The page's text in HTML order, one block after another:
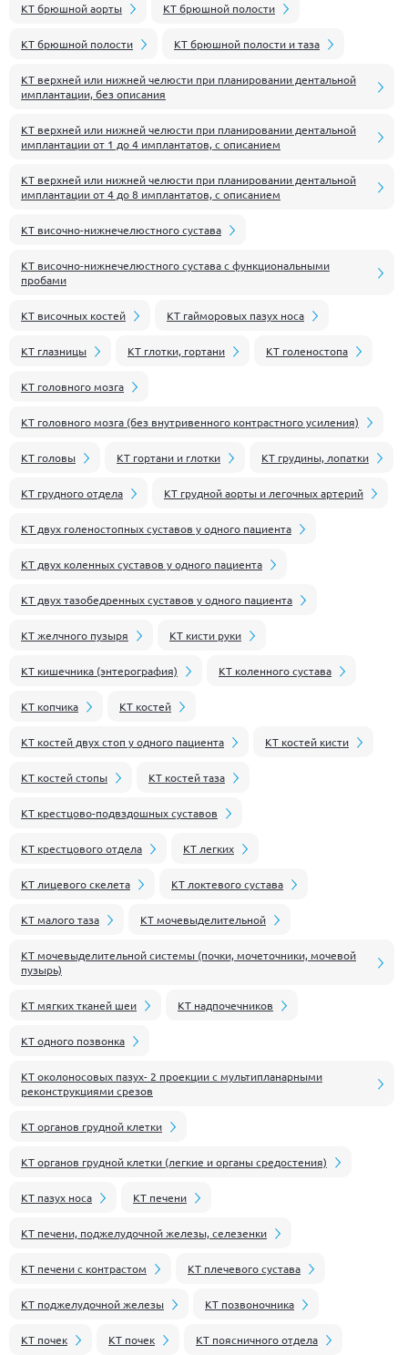
КТ брюшной аорты КТ брюшной полости
КТ брюшной полости КТ брюшной полости и таза
КТ верхней или нижней челюсти при планировании дентальной
имплантации, без описания
КТ верхней или нижней челюсти при планировании дентальной
имплантации от 1 до 4 имплантатов, с описанием
КТ верхней или нижней челюсти при планировании дентальной
имплантации от 4 до 8 имплантатов, с описанием
КТ височно-нижнечелюстного сустава
КТ височно-нижнечелюстного сустава с функциональными
пробами
КТ височных костей КТ гайморовых пазух носа
КТ глазницы КТ глотки, гортани КТ голеностопа
КТ головного мозга
КТ головного мозга (без внутривенного контрастного усиления)
КТ головы КТ гортани и глотки КТ грудины, лопатки
КТ грудного отдела КТ грудной аорты и легочных артерий
КТ двух голеностопных суставов у одного пациента
КТ двух коленных суставов у одного пациента
КТ двух тазобедренных суставов у одного пациента
КТ желчного пузыря КТ кисти руки
КТ кишечника (энтерография) КТ коленного сустава
КТ копчика КТ костей
КТ костей двух стоп у одного пациента КТ костей кисти
КТ костей стопы КТ костей таза
КТ крестцово-подвздошных суставов
КТ крестцового отдела КТ легких
КТ лицевого скелета КТ локтевого сустава
КТ малого таза КТ мочевыделительной
КТ мочевыделительной системы (почки, мочеточники, мочевой
пузырь)
КТ мягких тканей шеи КТ надпочечников
КТ одного позвонка
КТ околоносовых пазух- 2 проекции с мультипланарными
реконструкциями срезов
КТ органов грудной клетки
КТ органов грудной клетки (легкие и органы средостения)
КТ пазух носа КТ печени
КТ печени, поджелудочной железы, селезенки
КТ печени с контрастом КТ плечевого сустава
КТ поджелудочной железы КТ позвоночника
КТ почек КТ почек КТ поясничного отдела